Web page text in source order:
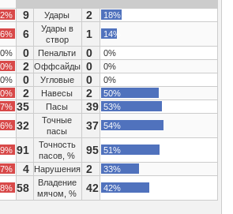
9 Удары 2
18%
6
Удары в
створ
1
14%
0%
0 Пенальти 0
0%
2 Оффсайды 0
0%
0%
0 Угловые 0
0%
2 Навесы 2
50%
35 Пасы 39 53%
32
Точные
пасы
37 54%
91
Точность
пасов, %
95 51%
4 Нарушения 2
33%
58
Владение
мячом, %
42 42%